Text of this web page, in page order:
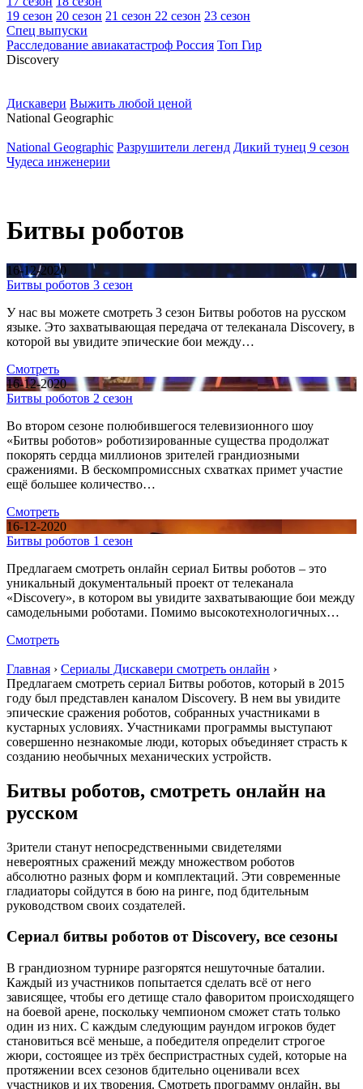
19 сезон 20 сезон 21 сезон 22 сезон 23 сезон
Спец выпуски
Расследование авиакатастроф Россия Топ Гир
Discovery
Дискавери Выжить любой ценой
National Geographic
National Geographic Разрушители легенд Дикий тунец 9 сезон
Чудеса инженерии
Битвы роботов
16-12-2020
Битвы роботов 3 сезон
У нас вы можете смотреть 3 сезон Битвы роботов на русском
языке. Это захватывающая передача от телеканала Discovery, в
которой вы увидите эпические бои между…
Смотреть
16-12-2020
Битвы роботов 2 сезон
Во втором сезоне полюбившегося телевизионного шоу
«Битвы роботов» роботизированные существа продолжат
покорять сердца миллионов зрителей грандиозными
сражениями. В бескомпромиссных схватках примет участие
ещё большее количество…
Смотреть
16-12-2020
Битвы роботов 1 сезон
Предлагаем смотреть онлайн сериал Битвы роботов – это
уникальный документальный проект от телеканала
«Discovery», в котором вы увидите захватывающие бои между
самодельными роботами. Помимо высокотехнологичных…
Смотреть
Главная › Сериалы Дискавери смотреть онлайн ›
Предлагаем смотреть сериал Битвы роботов, который в 2015
году был представлен каналом Discovery. В нем вы увидите
эпические сражения роботов, собранных участниками в
кустарных условиях. Участниками программы выступают
совершенно незнакомые люди, которых объединяет страсть к
созданию необычных механических устройств.
Битвы роботов, смотреть онлайн на
русском
Зрители станут непосредственными свидетелями
невероятных сражений между множеством роботов
абсолютно разных форм и комплектаций. Эти современные
гладиаторы сойдутся в бою на ринге, под бдительным
руководством своих создателей.
Сериал битвы роботов от Discovery, все сезоны
В грандиозном турнире разгорятся нешуточные баталии.
Каждый из участников попытается сделать всё от него
зависящее, чтобы его детище стало фаворитом происходящего
на боевой арене, поскольку чемпионом сможет стать только
один из них. С каждым следующим раундом игроков будет
становиться всё меньше, а победителя определит строгое
жюри, состоящее из трёх беспристрастных судей, которые на
протяжении всех сезонов бдительно оценивали всех
участников и их творения. Смотреть программу онлайн, вы